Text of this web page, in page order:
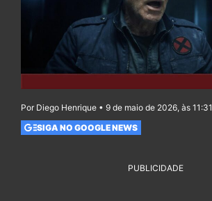
Por Diego Henrique • 9 de maio de 2026, às 11:31
SIGA NO GOOGLE NEWS
PUBLICIDADE